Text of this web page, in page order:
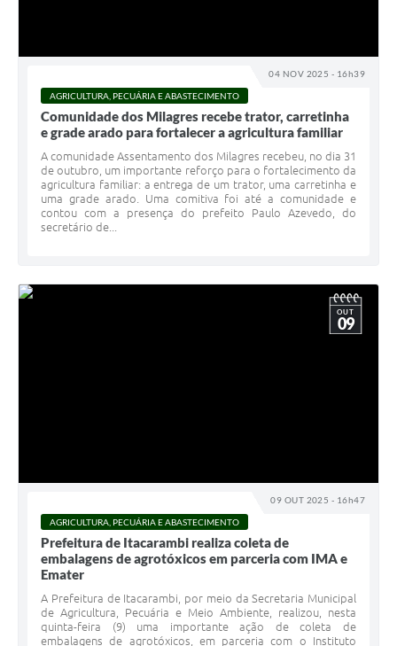
04 NOV 2025 - 16h39
AGRICULTURA, PECUÁRIA E ABASTECIMENTO
Comunidade dos Milagres recebe trator, carretinha
e grade arado para fortalecer a agricultura familiar
A comunidade Assentamento dos Milagres recebeu, no dia 31
de outubro, um importante reforço para o fortalecimento da
agricultura familiar: a entrega de um trator, uma carretinha e
uma grade arado. Uma comitiva foi até a comunidade e
contou com a presença do prefeito Paulo Azevedo, do
secretário de...
09 OUT 2025 - 16h47
OUT
09
AGRICULTURA, PECUÁRIA E ABASTECIMENTO
Prefeitura de Itacarambi realiza coleta de
embalagens de agrotóxicos em parceria com IMA e
Emater
A Prefeitura de Itacarambi, por meio da Secretaria Municipal
de Agricultura, Pecuária e Meio Ambiente, realizou, nesta
quinta-feira (9) uma importante ação de coleta de
embalagens de agrotóxicos, em parceria com o Instituto